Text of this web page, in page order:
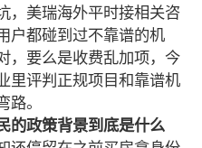
，美瑞海外平时接相关咨
户都碰到过不靠谱的机
，要么是收费乱加项，今
里评判正规项目和靠谱机
路。
的政策背景到底是什么